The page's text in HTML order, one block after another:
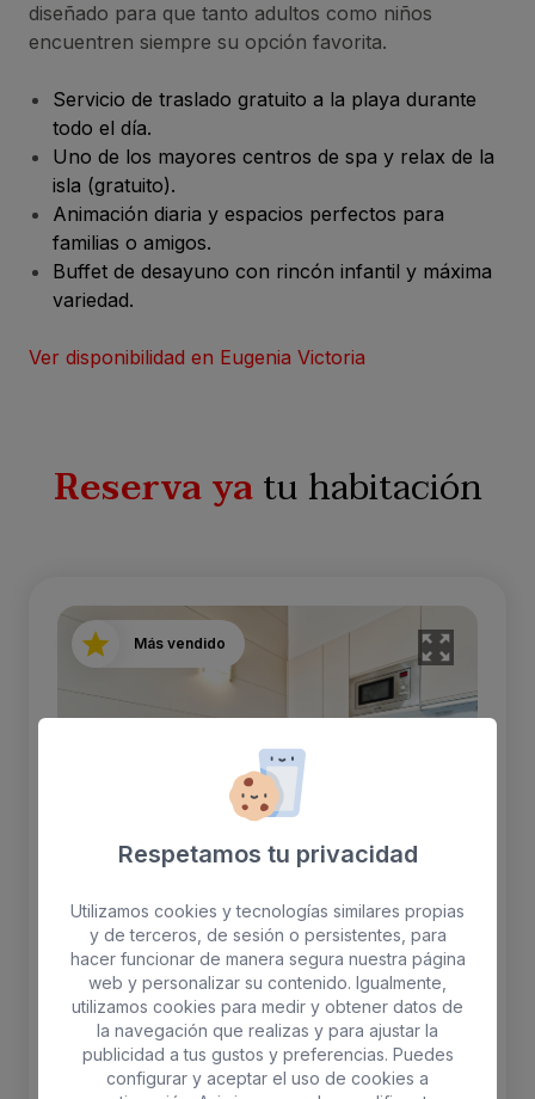
diseñado para que tanto adultos como niños
encuentren siempre su opción favorita.
Servicio de traslado gratuito a la playa durante
todo el día.
Uno de los mayores centros de spa y relax de la
isla (gratuito).
Animación diaria y espacios perfectos para
familias o amigos.
Buffet de desayuno con rincón infantil y máxima
variedad.
Ver disponibilidad en Eugenia Victoria
Reserva yatu habitación
Más vendido
Apartamento Premium
Panorámica Océano & Dunas
Respetamos tu privacidad
Utilizamos cookies y tecnologías similares propias
y de terceros, de sesión o persistentes, para
hacer funcionar de manera segura nuestra página
web y personalizar su contenido. Igualmente,
utilizamos cookies para medir y obtener datos de
la navegación que realizas y para ajustar la
publicidad a tus gustos y preferencias. Puedes
configurar y aceptar el uso de cookies a